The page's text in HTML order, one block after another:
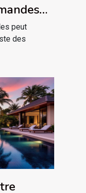
peut
des